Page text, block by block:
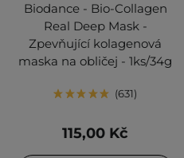
Biodance - Bio-Collagen
Real Deep Mask -
Zpevňující kolagenová
maska na obličej - 1ks/34g
631
115,00 Kč